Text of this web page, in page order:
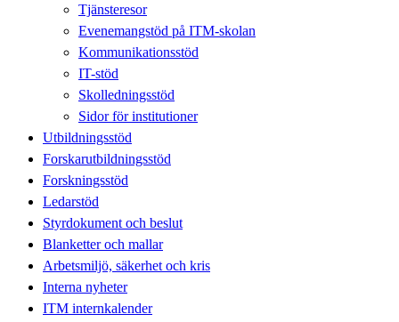
Tjänsteresor
Evenemangstöd på ITM-skolan
Kommunikationsstöd
IT-stöd
Skolledningsstöd
Sidor för institutioner
Utbildningsstöd
Forskarutbildningsstöd
Forskningsstöd
Ledarstöd
Styrdokument och beslut
Blanketter och mallar
Arbetsmiljö, säkerhet och kris
Interna nyheter
ITM internkalender